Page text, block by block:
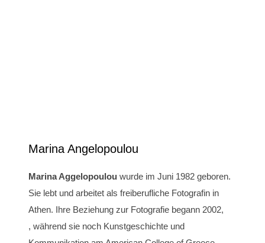
Marina Angelopoulou
Marina Aggelopoulou wurde im Juni 1982 geboren.
Sie lebt und arbeitet als freiberufliche Fotografin in
Athen. Ihre Beziehung zur Fotografie begann 2002,
, während sie noch Kunstgeschichte und